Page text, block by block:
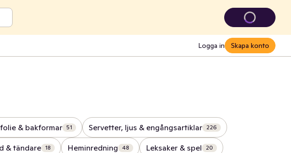
Logga in Skapa konto
folie & bakformar 51 Servetter, ljus & engångsartiklar 226
& tändare 18 Heminredning 48 Leksaker & spel 20